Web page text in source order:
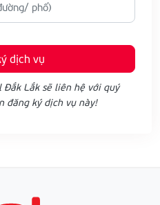
Lắk sẽ liên hệ với quý
đăng ký dịch vụ này!
dịch vụ